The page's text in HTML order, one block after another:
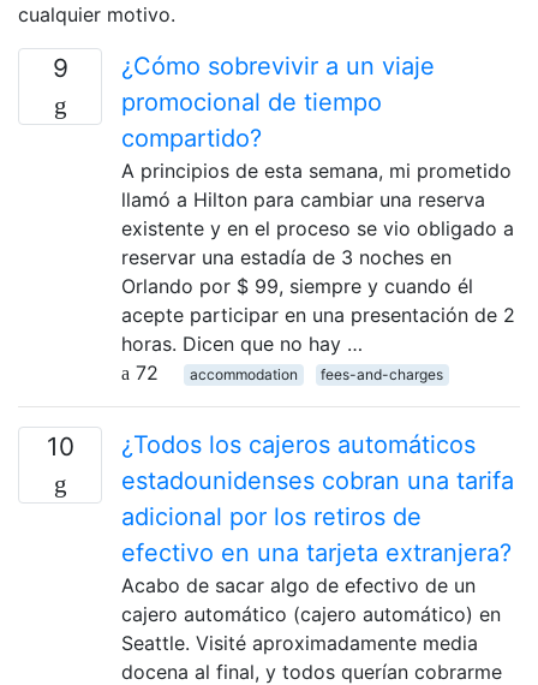
cualquier motivo.
9
¿Cómo sobrevivir a un viaje
promocional de tiempo
compartido?
A principios de esta semana, mi prometido
llamó a Hilton para cambiar una reserva
existente y en el proceso se vio obligado a
reservar una estadía de 3 noches en
Orlando por $ 99, siempre y cuando él
acepte participar en una presentación de 2
horas. Dicen que no hay …
72
accommodation fees-and-charges
10
¿Todos los cajeros automáticos
estadounidenses cobran una tarifa
adicional por los retiros de
efectivo en una tarjeta extranjera?
Acabo de sacar algo de efectivo de un
cajero automático (cajero automático) en
Seattle. Visité aproximadamente media
docena al final, y todos querían cobrarme